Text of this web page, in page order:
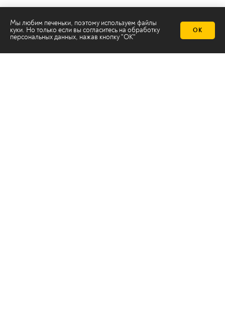
Мы любим печеньки, поэтому используем файлы
куки. Но только если вы согласитесь на обработку
персональных данных, нажав кнопку "ОК"
ОК